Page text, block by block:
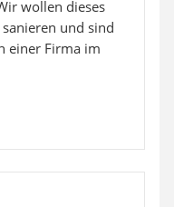
wollen dieses
und sind
einer Firma im